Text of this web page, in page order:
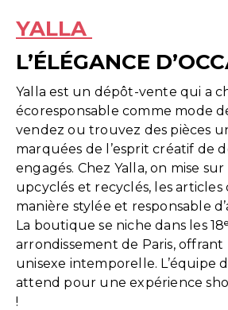
YALLA
L’ÉLÉGANCE
Yalla est un dépôt-vente qui a
écoresponsable comme mode
vendez ou trouvez des pièces
marquées de l’esprit créatif de
engagés. Chez Yalla, on mise
upcyclés et recyclés, les articles
manière stylée et responsable
La boutique se niche dans les 18ᵉ
arrondissement de Paris,
unisexe intemporelle. L’équipe
attend pour une expérience
!